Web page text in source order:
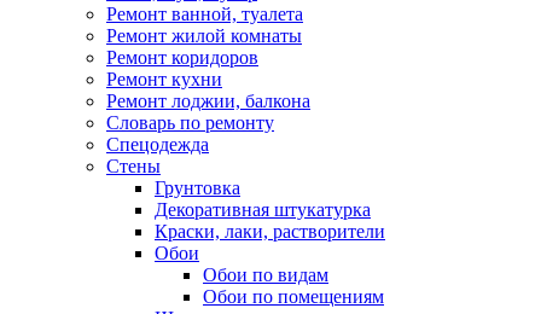
Ремонт ванной, туалета
Ремонт жилой комнаты
Ремонт коридоров
Ремонт кухни
Ремонт лоджии, балкона
Словарь по ремонту
Спецодежда
Стены
Грунтовка
Декоративная штукатурка
Краски, лаки, растворители
Обои
Обои по видам
Обои по помещениям